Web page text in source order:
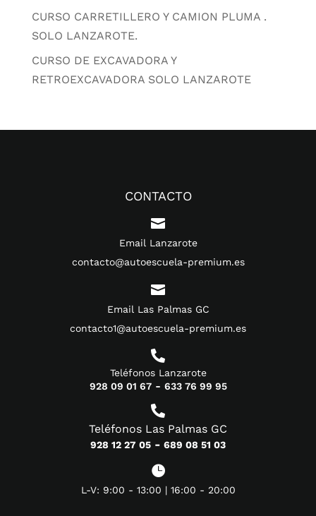
CURSO CARRETILLERO Y CAMION PLUMA .
SOLO LANZAROTE.
CURSO DE EXCAVADORA Y
RETROEXCAVADORA SOLO LANZAROTE
CONTACTO

Email Lanzarote
contacto@autoescuela-premium.es

Email Las Palmas GC
contacto1@autoescuela-premium.es

Teléfonos Lanzarote
928 09 01 67- 633 76 99 95

Teléfonos Las Palmas GC
928 12 27 05 - 689 08 51 03

L-V: 9:00 - 13:00 | 16:00 - 20:00